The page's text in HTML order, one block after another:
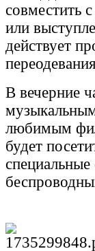
совместить
или
действует
В вечерние
любимым
будет